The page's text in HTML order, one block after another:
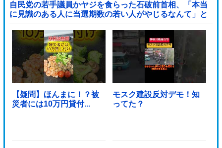
自民党の若手議員かヤジを食らった石破前首相、「本当
に見識のある人に当選期数の若い人がやじるなんて」と
不満たらたらな様子を見せて……他
【疑問】ほんまに！？被
災者には10万円貸付...
モスク建設反対デモ！知
ってた？